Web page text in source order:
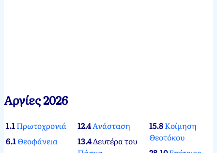
Αργίες 2026
1.1Πρωτοχρονιά
6.1Θεοφάνεια
12.4Ανάσταση
13.4Δευτέρα του
15.8Κοίμηση
Θεοτόκου